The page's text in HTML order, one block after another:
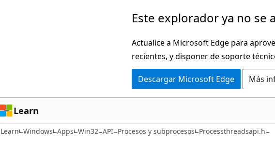
Este explorador ya no se
Actualice a Microsoft Edge para
recientes, y disponer de soporte
Descargar Microsoft Edge Más
Learn
Learn Windows Apps Win32 API Procesos y subprocesos Processthreadsapi.h